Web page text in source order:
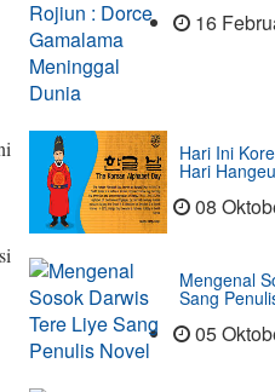
16
Hari Ini
Hari
08
Mengenal
Sang
05